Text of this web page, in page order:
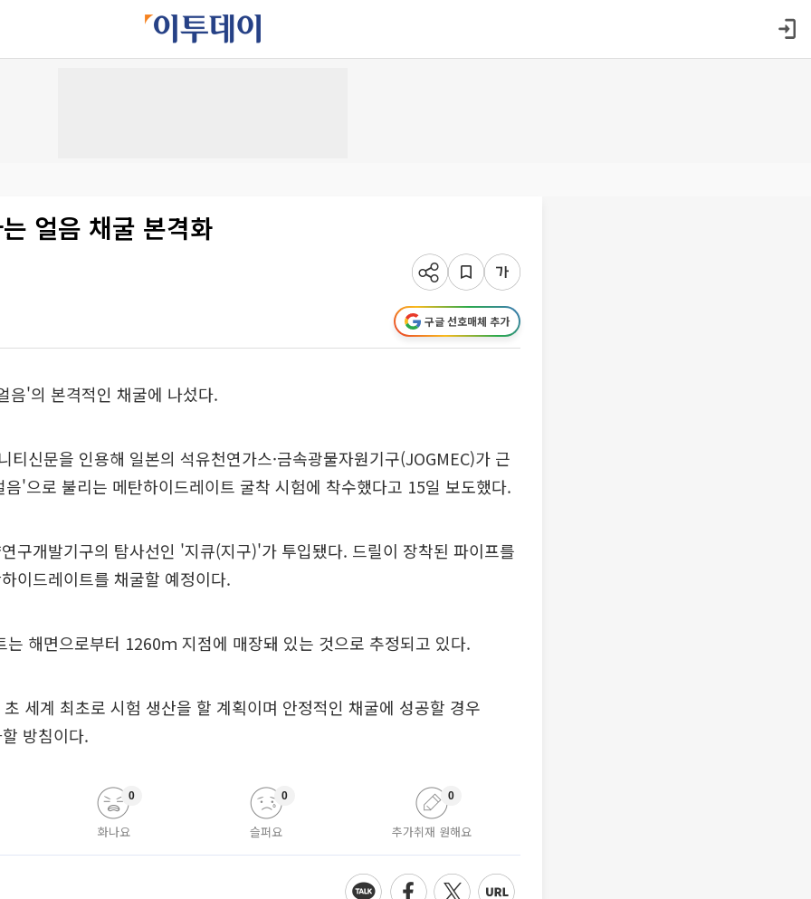
얼음 채굴 본격화
구글 선호매체 추가
음'의 본격적인 채굴에 나섰다.
티신문을 인용해 일본의 석유천연가스·금속광물자원기구(JOGMEC)가 근
'으로 불리는 메탄하이드레이트 굴착 시험에 착수했다고 15일 보도했다.
구개발기구의 탐사선인 '지큐(지구)'가 투입됐다. 드릴이 장착된 파이프를
이드레이트를 채굴할 예정이다.
는 해면으로부터 1260ｍ 지점에 매장돼 있는 것으로 추정되고 있다.
세계 최초로 시험 생산을 할 계획이며 안정적인 채굴에 성공할 경우
방침이다.
화나요
0
슬퍼요
0
추가취재 원해요
0